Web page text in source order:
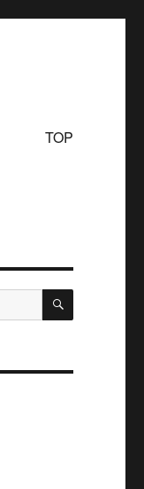
TOP
検